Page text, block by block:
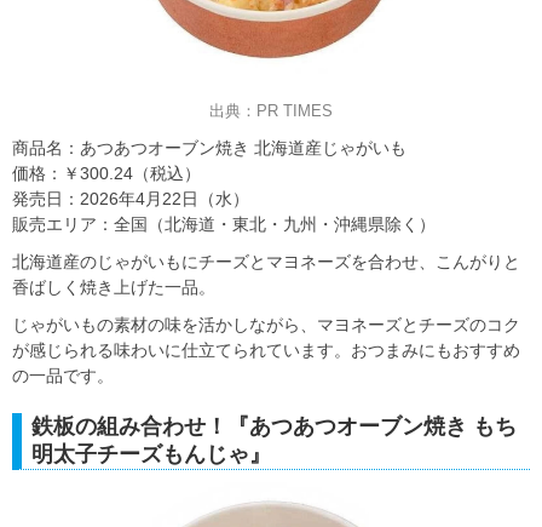
出典：PR TIMES
商品名：あつあつオーブン焼き 北海道産じゃがいも
価格：￥300.24（税込）
発売日：2026年4月22日（水）
販売エリア：全国（北海道・東北・九州・沖縄県除く）
北海道産のじゃがいもにチーズとマヨネーズを合わせ、こんがりと
香ばしく焼き上げた一品。
じゃがいもの素材の味を活かしながら、マヨネーズとチーズのコク
が感じられる味わいに仕立てられています。おつまみにもおすすめ
の一品です。
鉄板の組み合わせ！『あつあつオーブン焼き もち
明太子チーズもんじゃ』